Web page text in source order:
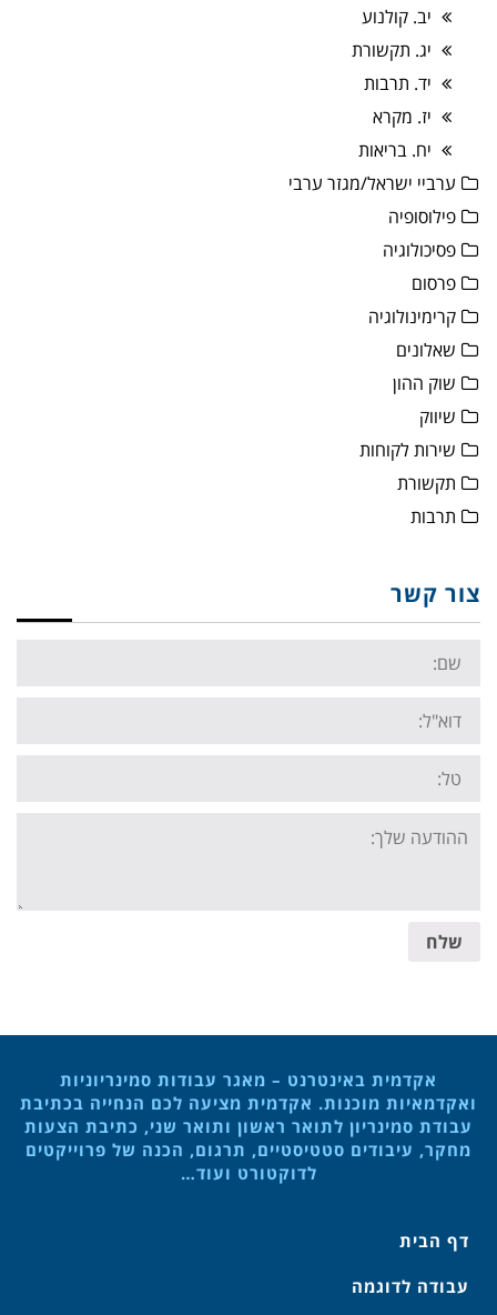
יב. קולנוע
יג. תקשורת
יד. תרבות
יז. מקרא
יח. בריאות
ערביי ישראל/מגזר ערבי
פילוסופיה
פסיכולוגיה
פרסום
קרימינולוגיה
שאלונים
שוק ההון
שיווק
שירות לקוחות
תקשורת
תרבות
צור קשר
Name:
Email:
Tel:
Your
message:
שלח
אקדמית באינטרנט – מאגר עבודות סמינריוניות
ואקדמאיות מוכנות. אקדמית מציעה לכם הנחייה בכתיבת
עבודת סמינריון לתואר ראשון ותואר שני, כתיבת הצעות
מחקר, עיבודים סטטיסטיים, תרגום, הכנה של פרוייקטים
לדוקטורט ועוד…
דף הבית
עבודה לדוגמה